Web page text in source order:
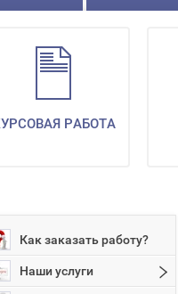
РАБОТА
Как заказать работу?
Наши услуги